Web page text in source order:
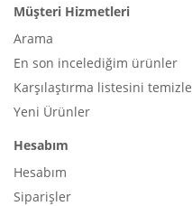
Müşteri Hizmetleri
Arama
En son incelediğim ürünler
Karşılaştırma listesini temizle
Yeni Ürünler
Hesabım
Hesabım
Siparişler